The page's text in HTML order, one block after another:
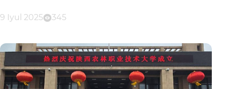
9 Iyul 2025 345